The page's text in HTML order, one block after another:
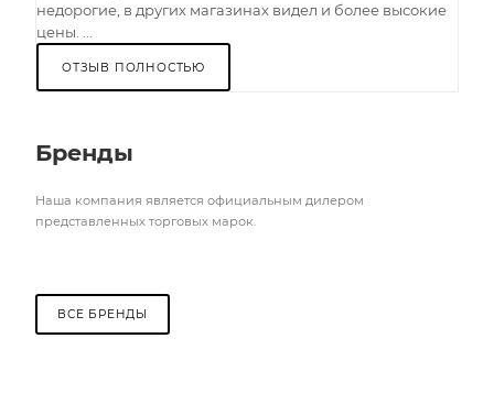
недорогие, в других магазинах видел и более высокие
цены. ...
ОТЗЫВ ПОЛНОСТЬЮ
Бренды
Наша компания является официальным дилером
представленных торговых марок.
ВСЕ БРЕНДЫ